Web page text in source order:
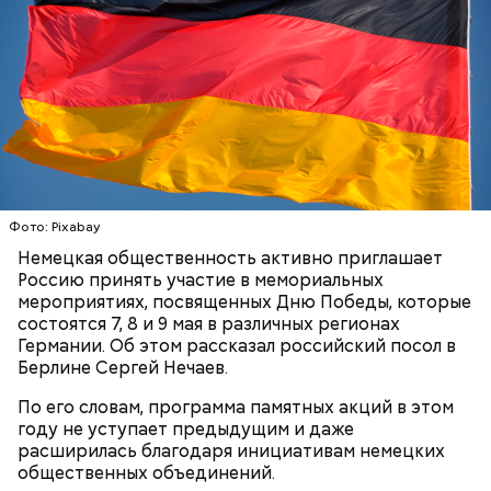
Фото: Pixabay
Немецкая общественность активно приглашает
Россию принять участие в мемориальных
мероприятиях, посвященных Дню Победы, которые
состоятся 7, 8 и 9 мая в различных регионах
Германии. Об этом рассказал российский посол в
Берлине Сергей Нечаев.
По его словам, программа памятных акций в этом
году не уступает предыдущим и даже
расширилась благодаря инициативам немецких
общественных объединений.
Впадина Данакиль, Эфиопия
Фото: Shutterstock
В 1995 году, обучаясь в Стэнфорде, Брин
познакомился с Ларри Пейджем, с которым они
позже основали Google и ее материнскую
компанию Alphabet Inc. В 2019 году они ушли с
в состав совета директоров и остались
контролирующими акционерами. Его состояние
оценивается в 237 миллиардов долларов.
В 1961 году под влиянием пасторов с американских
военных баз Канэ Танака приняла христианство и
до 103-летнего возраста посещала церковные
Жанна Кальман (122 года)
Фото: wikimedia.org